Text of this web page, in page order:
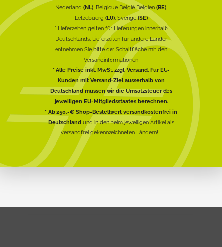
Nederland (NL), Belgique België Belgien (BE),
Lëtzebuerg (LU), Sverige(SE)
* Lieferzeiten gelten für Lieferungen innerhalb
Deutschlands, Lieferzeiten für andere Länder
entnehmen Sie bitte der Schaltfläche mit den
Versandinformationen
* Alle Preise inkl. MwSt. zzgl. Versand. Für EU-
Kunden mit Versand-Ziel ausserhalb von
Deutschland müssen wir die Umsatzsteuer des
jeweiligen EU-Mitgliedsstaates berechnen.
* Ab 250,-€ Shop-Bestellwert versandkostenfrei in
Deutschlandund in den beim jeweiligen Artikel als
versandfrei gekennzeichneten Ländern!